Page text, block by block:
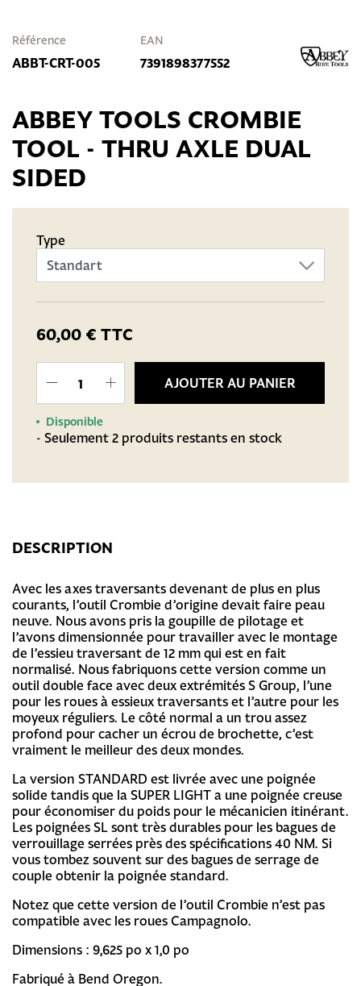
Référence
ABBT-CRT-005
EAN
7391898377552
ABBEY TOOLS CROMBIE
TOOL - THRU AXLE DUAL
SIDED
Type
60,00 € TTC
AJOUTER AU PANIER
Disponible
- Seulement 2 produits restants en stock
DESCRIPTION
Avec les axes traversants devenant de plus en plus
courants, l’outil Crombie d’origine devait faire peau
neuve. Nous avons pris la goupille de pilotage et
l’avons dimensionnée pour travailler avec le montage
de l’essieu traversant de 12 mm qui est en fait
normalisé. Nous fabriquons cette version comme un
outil double face avec deux extrémités S Group, l’une
pour les roues à essieux traversants et l’autre pour les
moyeux réguliers. Le côté normal a un trou assez
profond pour cacher un écrou de brochette, c’est
vraiment le meilleur des deux mondes.
La version STANDARD est livrée avec une poignée
solide tandis que la SUPER LIGHT a une poignée creuse
pour économiser du poids pour le mécanicien itinérant.
Les poignées SL sont très durables pour les bagues de
verrouillage serrées près des spécifications 40 NM. Si
vous tombez souvent sur des bagues de serrage de
couple obtenir la poignée standard.
Notez que cette version de l’outil Crombie n’est pas
compatible avec les roues Campagnolo.
Dimensions : 9,625 po x 1,0 po
Fabriqué à Bend Oregon.